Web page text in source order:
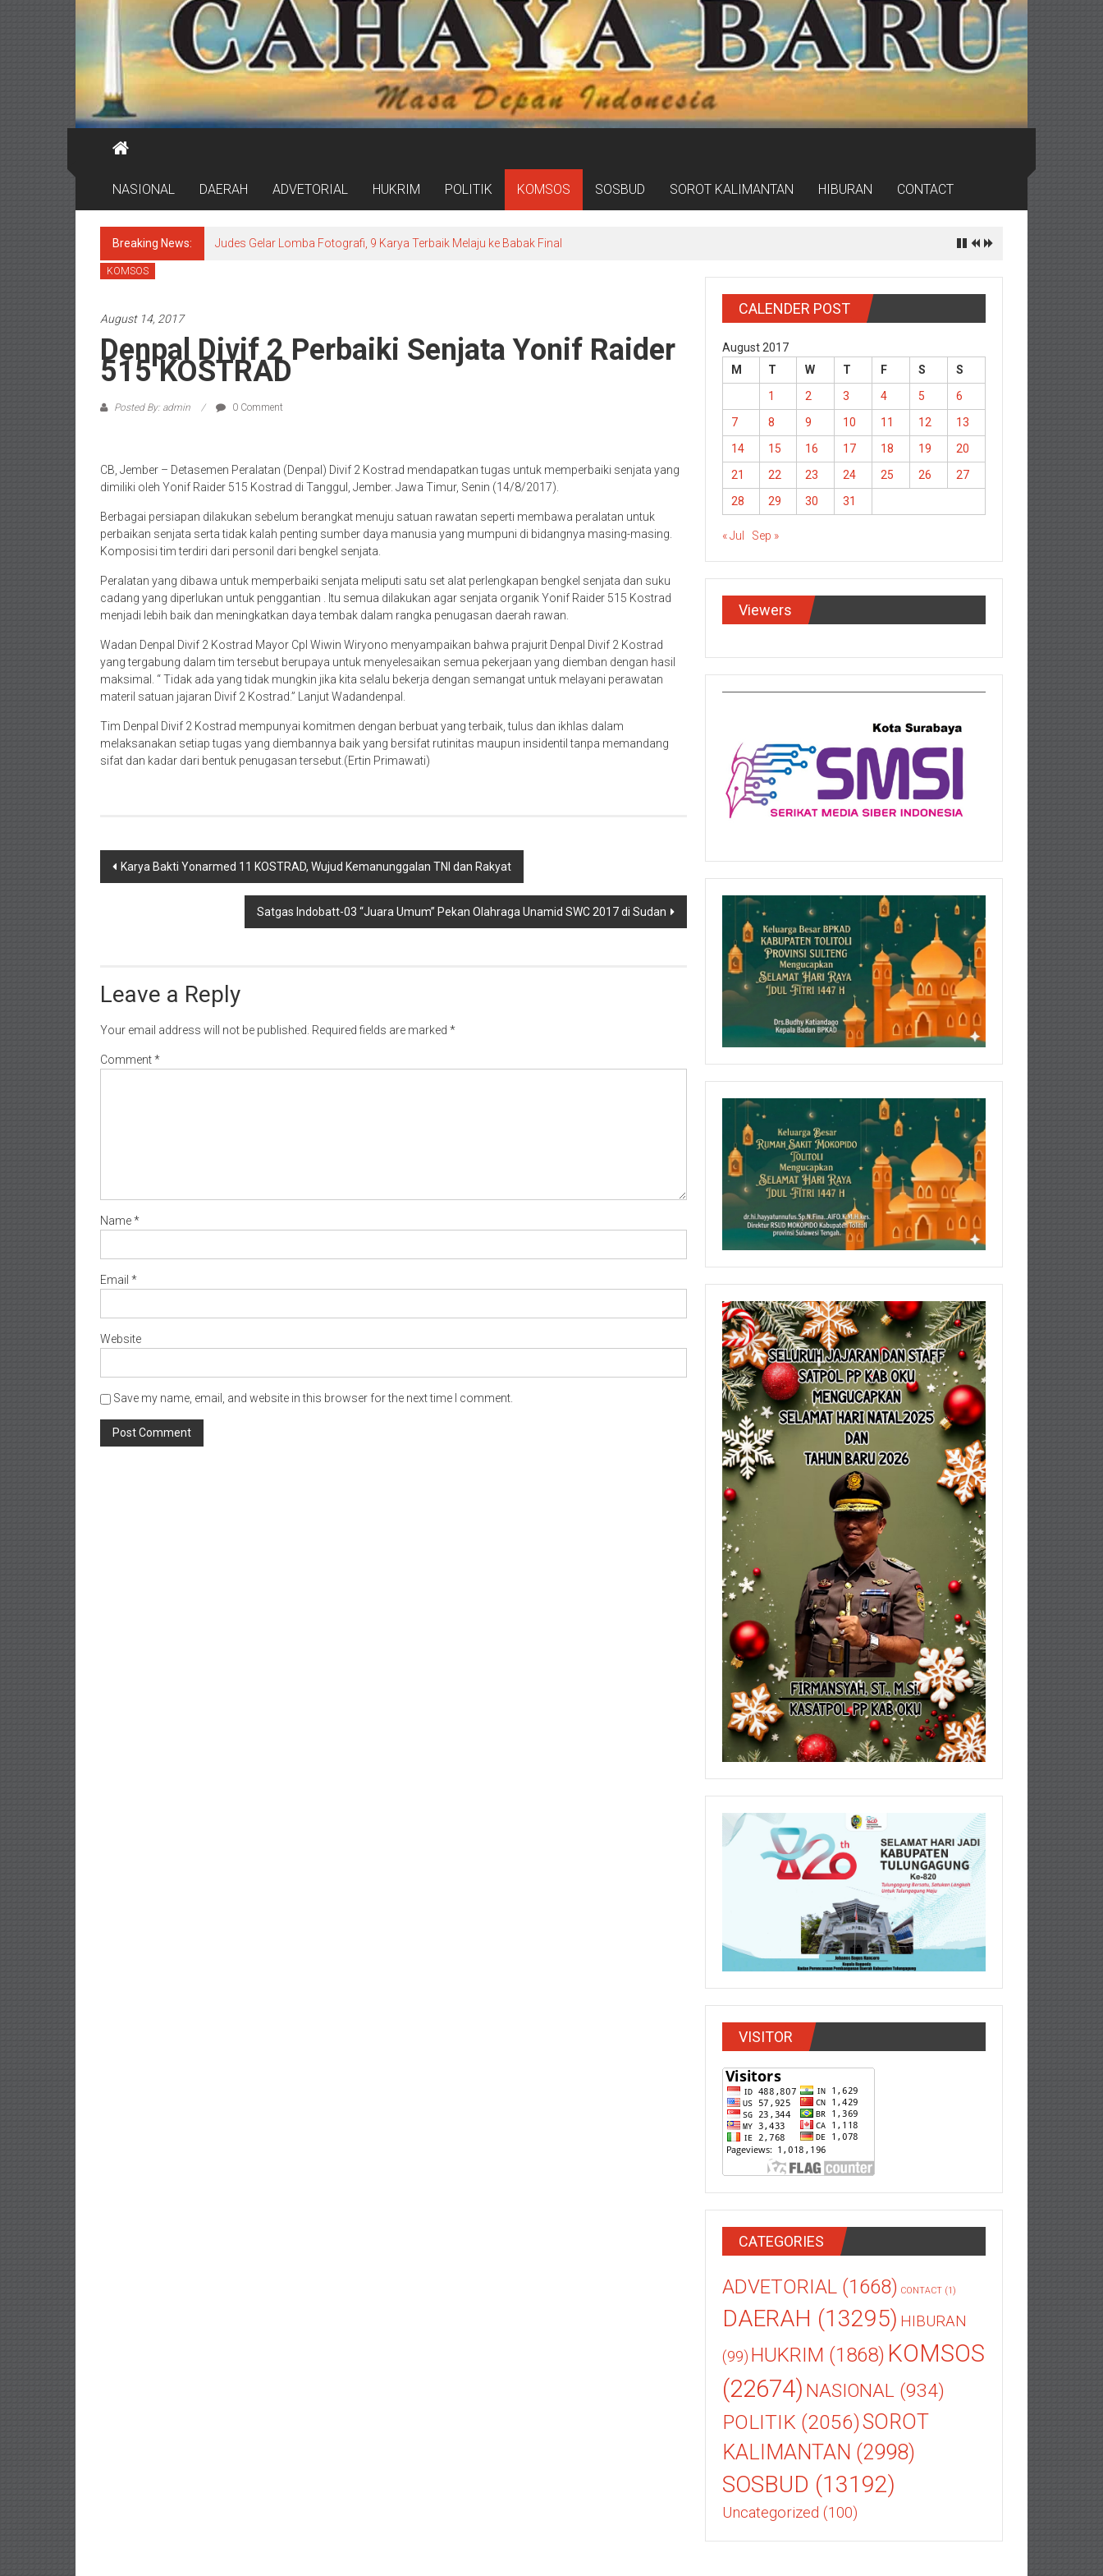
NASIONAL DAERAH ADVETORIAL HUKRIM POLITIK KOMSOS SOSBUD SOROT KALIMANTAN HIBURAN CONTACT
Breaking News: Judes Gelar Lomba Fotografi, 9 Karya Terbaik Melaju ke Babak Final
KOMSOS
August 14, 2017
Denpal Divif 2 Perbaiki Senjata Yonif Raider
515 KOSTRAD
Posted By: admin 0 Comment
CB, Jember – Detasemen Peralatan (Denpal) Divif 2 Kostrad mendapatkan tugas untuk memperbaiki senjata yang
dimiliki oleh Yonif Raider 515 Kostrad di Tanggul, Jember. Jawa Timur, Senin (14/8/2017).
Berbagai persiapan dilakukan sebelum berangkat menuju satuan rawatan seperti membawa peralatan untuk
perbaikan senjata serta tidak kalah penting sumber daya manusia yang mumpuni di bidangnya masing-masing.
Komposisi tim terdiri dari personil dari bengkel senjata.
Peralatan yang dibawa untuk memperbaiki senjata meliputi satu set alat perlengkapan bengkel senjata dan suku
cadang yang diperlukan untuk penggantian . Itu semua dilakukan agar senjata organik Yonif Raider 515 Kostrad
menjadi lebih baik dan meningkatkan daya tembak dalam rangka penugasan daerah rawan.
Wadan Denpal Divif 2 Kostrad Mayor Cpl Wiwin Wiryono menyampaikan bahwa prajurit Denpal Divif 2 Kostrad
yang tergabung dalam tim tersebut berupaya untuk menyelesaikan semua pekerjaan yang diemban dengan hasil
maksimal. “ Tidak ada yang tidak mungkin jika kita selalu bekerja dengan semangat untuk melayani perawatan
materil satuan jajaran Divif 2 Kostrad.” Lanjut Wadandenpal.
Tim Denpal Divif 2 Kostrad mempunyai komitmen dengan berbuat yang terbaik, tulus dan ikhlas dalam
melaksanakan setiap tugas yang diembannya baik yang bersifat rutinitas maupun insidentil tanpa memandang
sifat dan kadar dari bentuk penugasan tersebut.(Ertin Primawati)
Post
Karya Bakti Yonarmed 11 KOSTRAD, Wujud Kemanunggalan TNI dan Rakyat
Satgas Indobatt-03 “Juara Umum” Pekan Olahraga Unamid SWC 2017 di Sudan
Leave a Reply
Your email address will not be published. Required fields are marked *
Comment*
Name*
Email *
Website
Save my name, email, and website in this browser for the next time I comment.
CALENDER POST
August 2017
M
T W T F S
S
1
2 3 4 5
6
7
8 9 10 11 12
13
14
15 16 17 18 19
20
21
22 23 24 25 26
27
28
29 30 31
« Jul Sep »
Viewers
VISITOR
CATEGORIES
ADVETORIAL (1668) CONTACT (1)
DAERAH (13295) HIBURAN
(99) HUKRIM (1868) KOMSOS
(22674) NASIONAL (934)
POLITIK (2056)SOROT
KALIMANTAN (2998)
SOSBUD (13192)
Uncategorized (100)